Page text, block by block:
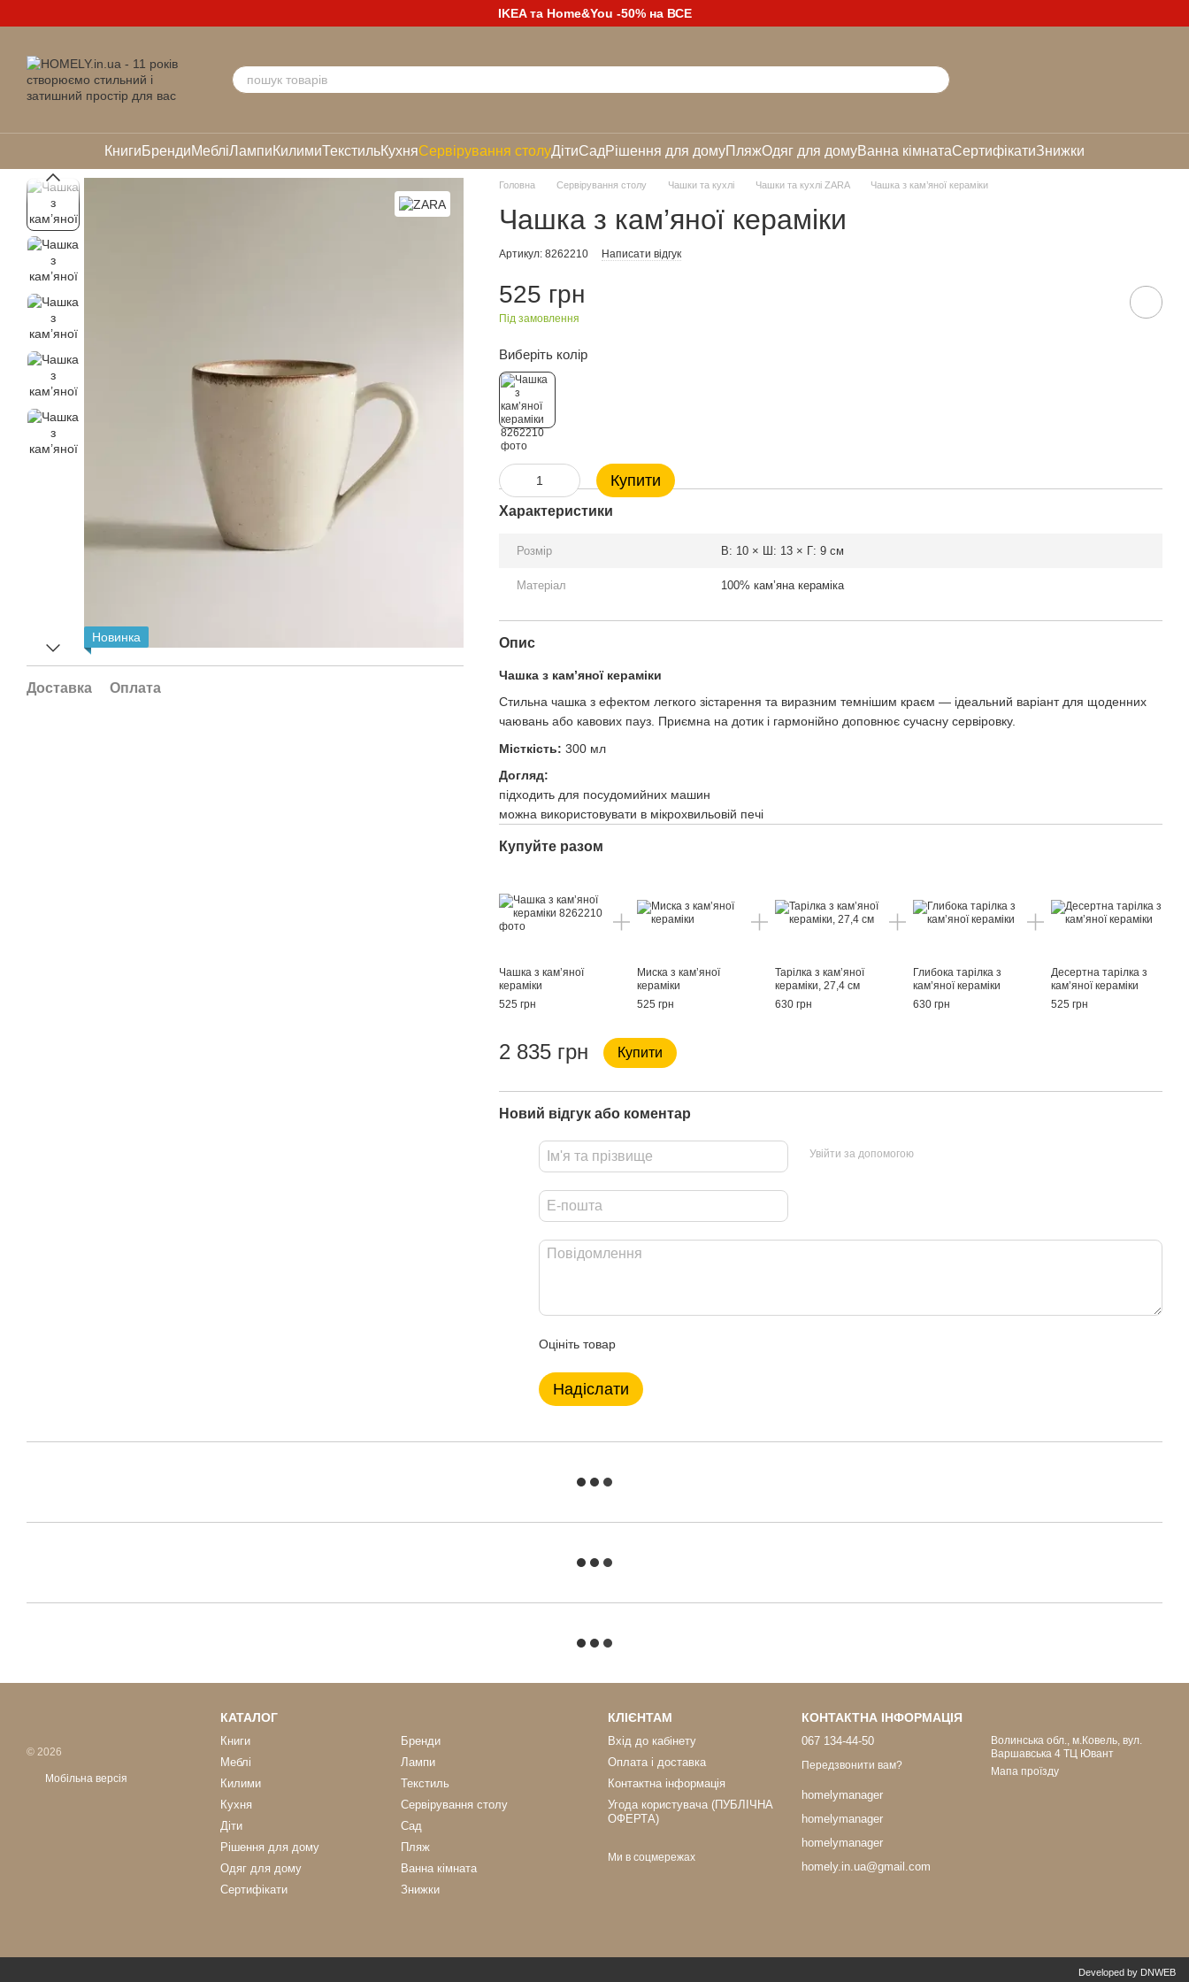
IKEA та Home&You -50% на ВСЕ
КнигиБрендиМебліЛампиКилимиТекстильКухняСервірування столуДітиСадРішення для домуПляжОдяг для домуВанна кімнатаСертифікатиЗнижки
Новинка
Доставка Оплата
Головна Сервірування столу Чашки та кухлі Чашки та кухлі ZARA Чашка з кам’яної кераміки
Чашка з кам’яної кераміки
Артикул: 8262210 Написати відгук
525 грн
Під замовлення
Виберіть колір
Купити
Характеристики
Розмір В: 10 × Ш: 13 × Г: 9 см
Матеріал 100% кам’яна кераміка
Опис
Чашка з кам’яної кераміки
Стильна чашка з ефектом легкого зістарення та виразним темнішим краєм — ідеальний варіант для щоденних
чаювань або кавових пауз. Приємна на дотик і гармонійно доповнює сучасну сервіровку.
Місткість: 300 мл
Догляд:
підходить для посудомийних машин
можна використовувати в мікрохвильовій печі
Купуйте разом
Чашка з кам’яної
кераміки
525 грн
Миска з кам’яної
кераміки
525 грн
Тарілка з кам’яної
кераміки, 27,4 см
630 грн
Глибока тарілка з
кам’яної кераміки
630 грн
Десертна тарілка з
кам’яної кераміки
525 грн
2 835 грн Купити
Новий відгук або коментар
Увійти за допомогою
Оцініть товар
Надіслати
© 2026
Мобільна версія
КАТАЛОГ
Книги
Бренди
Меблі
Лампи
Килими
Текстиль
Кухня
Сервірування столу
Діти
Сад
Рішення для дому
Пляж
Одяг для дому
Ванна кімната
Сертифікати
Знижки
КЛІЄНТАМ
Вхід до кабінету
Оплата і доставка
Контактна інформація
Угода користувача (ПУБЛІЧНА
ОФЕРТА)
Ми в соцмережах
КОНТАКТНА ІНФОРМАЦІЯ
067 134-44-50
Передзвонити вам?
homelymanager
homelymanager
homelymanager
homely.in.ua@gmail.com
Волинська обл., м.Ковель, вул.
Варшавська 4 ТЦ Ювант
Мапа проїзду
Developed by DNWEB